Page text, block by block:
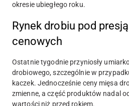
okresie ubiegłego roku.
Rynek drobiu pod
cenowych
Ostatnie tygodnie przyniosły
drobiowego, szczególnie w
kaczek. Jednocześnie ceny mięsa
zmienne, a część produktów nadal
wartości niż przed rokiem.